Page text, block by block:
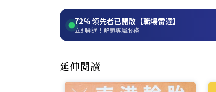
72%領先者已開啟【職場雷達】
立即開通！解鎖專屬服務
延伸閱讀